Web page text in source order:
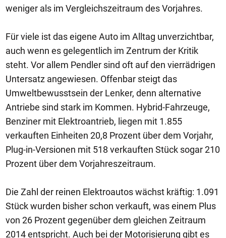
weniger als im Vergleichszeitraum des Vorjahres.
Für viele ist das eigene Auto im Alltag unverzichtbar,
auch wenn es gelegentlich im Zentrum der Kritik
steht. Vor allem Pendler sind oft auf den vierrädrigen
Untersatz angewiesen. Offenbar steigt das
Umweltbewusstsein der Lenker, denn alternative
Antriebe sind stark im Kommen. Hybrid-Fahrzeuge,
Benziner mit Elektroantrieb, liegen mit 1.855
verkauften Einheiten 20,8 Prozent über dem Vorjahr,
Plug-in-Versionen mit 518 verkauften Stück sogar 210
Prozent über dem Vorjahreszeitraum.
Die Zahl der reinen Elektroautos wächst kräftig: 1.091
Stück wurden bisher schon verkauft, was einem Plus
von 26 Prozent gegenüber dem gleichen Zeitraum
2014 entspricht. Auch bei der Motorisierung gibt es